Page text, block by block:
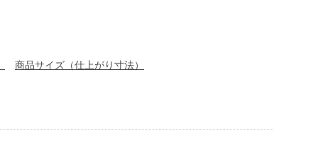
商品サイズ（仕上がり寸法）